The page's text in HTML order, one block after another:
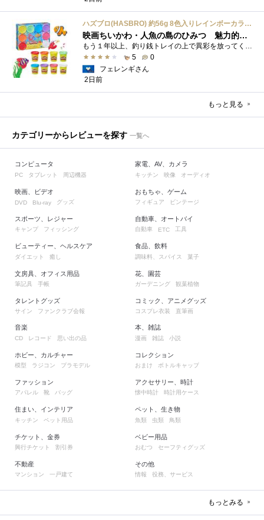
ハズブロ(HASBRO) 約56g 8色入りレインボーカラーのプレイ・ドー、新学期用品、2才以上のプリスクールの子供向け、子供向けのアート&クラフト 粘土 ねんど、こどもの日、子供の日プレゼント
映画ちいかわ・人魚の島のひみつ 魅力的なビラン：セイレーンを造ってみた
5
0
フェレンギさん
2日前
もっと見る
カテゴリーからレビューを探す 一覧へ
コンピュータ
PC タブレット 周辺機器
映画、ビデオ
DVD Blu-ray グッズ
スポーツ、レジャー
キャンプ フィッシング
ビューティー、ヘルスケア
ダイエット 癒し
文房具、オフィス用品
筆記具 手帳
タレントグッズ
サイン ファンクラブ会報
家電、AV、カメラ
キッチン 映像 オーディオ
おもちゃ、ゲーム
フィギュア ビンテージ
自動車、オートバイ
自動車 ETC 工具
食品、飲料
調味料、スパイス 菓子
花、園芸
ガーデニング 観葉植物
コミック、アニメグッズ
コスプレ衣装 直筆画
音楽
CD レコード 思い出の品
ホビー、カルチャー
模型 ラジコン プラモデル
ファッション
アパレル 靴 バッグ
住まい、インテリア
キッチン ペット用品
チケット、金券
興行チケット 割引券
不動産
マンション 一戸建て
本、雑誌
漫画 雑誌 小説
コレクション
おまけ ボトルキャップ
アクセサリー、時計
懐中時計 時計用ケース
ペット、生き物
魚類 虫類 鳥類
ベビー用品
おむつ セーフティグッズ
その他
情報 役務、サービス
もっとみる